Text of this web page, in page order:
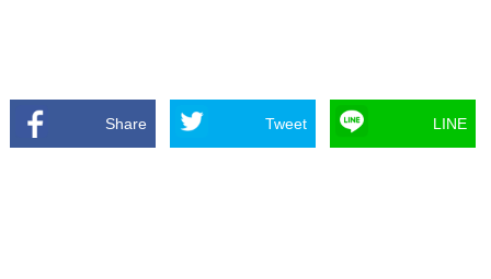
Share Tweet LINE